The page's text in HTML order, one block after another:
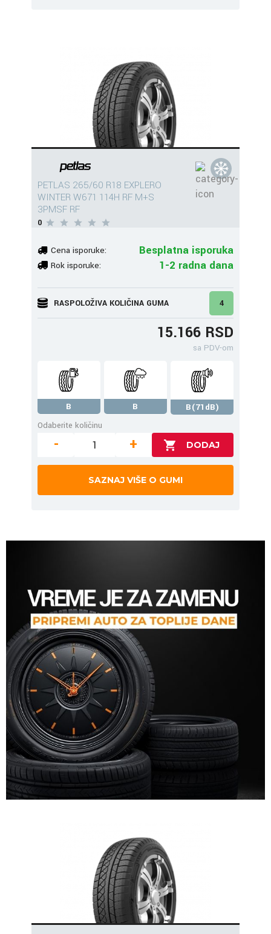
PETLAS 265/60 R18 EXPLERO
WINTER W671 114H RF M+S
3PMSF RF
0
Cena isporuke: Besplatna isporuka
Rok isporuke: 1-2 radna dana
RASPOLOŽIVA KOLIČINA GUMA 4
15.166 RSD
sa PDV-om
B B
B(71dB)
Odaberite količinu
- +
SAZNAJ VIŠE O GUMI